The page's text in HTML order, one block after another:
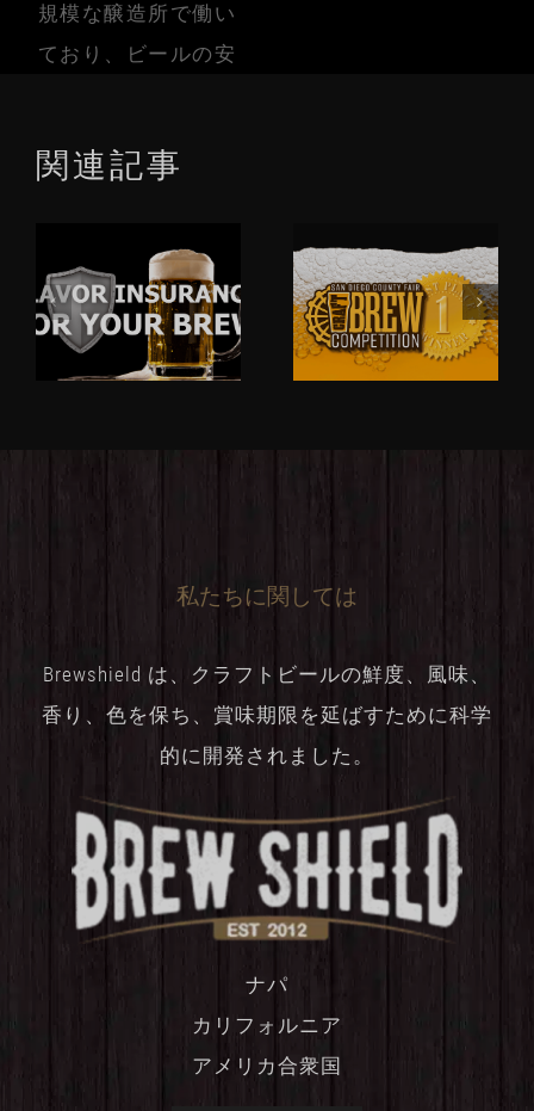
規模な醸造所で働い
ており、ビールの安
関連記事
私たちに関しては
Brewshield は、クラフトビールの鮮度、風味、
香り、色を保ち、賞味期限を延ばすために科学
的に開発されました。
ナパ
カリフォルニア
アメリカ合衆国